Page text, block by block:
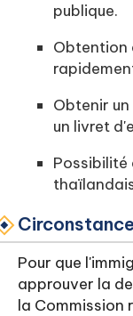
publique.
Obtention
Obtenir
un livret
Pour que
approuver la
la Commission